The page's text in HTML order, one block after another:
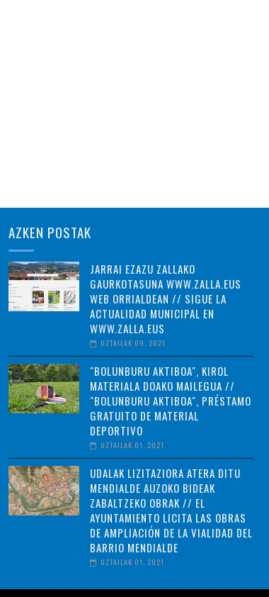
AZKEN POSTAK
JARRAI EZAZU ZALLAKO
GAURKOTASUNA WWW.ZALLA.EUS
WEB ORRIALDEAN // SIGUE LA
ACTUALIDAD MUNICIPAL EN
WWW.ZALLA.EUS
UZTAILAK 09, 2021
"BOLUNBURU AKTIBOA", KIROL
MATERIALA DOAKO MAILEGUA //
"BOLUNBURU AKTIBOA", PRÉSTAMO
GRATUITO DE MATERIAL
DEPORTIVO
UZTAILAK 01, 2021
UDALAK LIZITAZIORA ATERA DITU
MENDIALDE AUZOKO BIDEAK
ZABALTZEKO OBRAK // EL
AYUNTAMIENTO LICITA LAS OBRAS
DE AMPLIACIÓN DE LA VIALIDAD DEL
BARRIO MENDIALDE
UZTAILAK 01, 2021